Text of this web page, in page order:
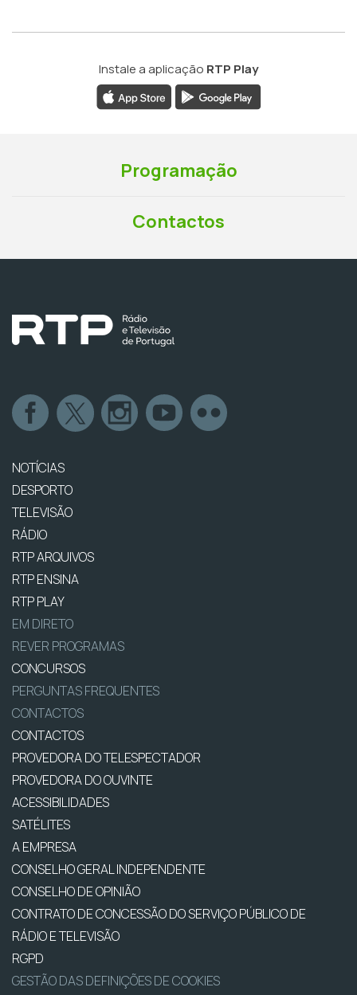
Instale a aplicação RTP Play
Programação
Contactos
NOTÍCIAS
DESPORTO
TELEVISÃO
RÁDIO
RTP ARQUIVOS
RTP ENSINA
RTP PLAY
EM DIRETO
REVER PROGRAMAS
CONCURSOS
PERGUNTAS FREQUENTES
CONTACTOS
CONTACTOS
PROVEDORA DO TELESPECTADOR
PROVEDORA DO OUVINTE
ACESSIBILIDADES
SATÉLITES
A EMPRESA
CONSELHO GERAL INDEPENDENTE
CONSELHO DE OPINIÃO
CONTRATO DE CONCESSÃO DO SERVIÇO PÚBLICO DE
RÁDIO E TELEVISÃO
RGPD
GESTÃO DAS DEFINIÇÕES DE COOKIES